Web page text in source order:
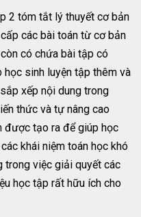
2 tóm tắt lý thuyết cơ bản
các bài toán từ cơ bản
có chứa bài tập có
sinh luyện tập thêm và
xếp nội dung trong
​​thức và tự nâng cao
được tạo ra để giúp học
khái niệm toán học khó
trong việc giải quyết các
học tập rất hữu ích cho